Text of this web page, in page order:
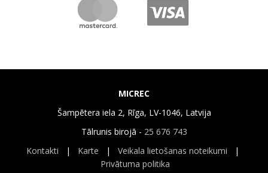
MICREC
Šampētera iela 2, Rīga, LV-1046, Latvija
Tālrunis birojā - 25 676 743
Kontakti | Karte | Veikala lietošanas noteikumi |
Privātuma politika